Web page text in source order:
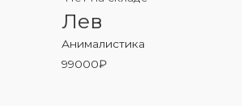
Лев
Анималистика
99000₽